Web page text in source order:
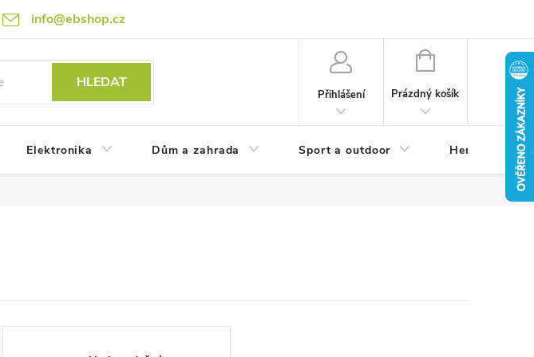
info@ebshop.cz
HLEDAT
Přihlášení
NÁKUPNÍ
Prázdný košík
Elektronika Dům a zahrada Sport a outdoor Herní zóna